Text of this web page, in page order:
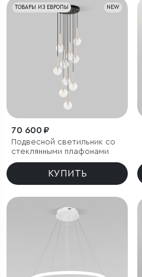
NEW
ТОВАРЫ ИЗ ЕВРОПЫ
70 600 ₽
Подвесной светильник со
стеклянными плафонами
КУПИТЬ